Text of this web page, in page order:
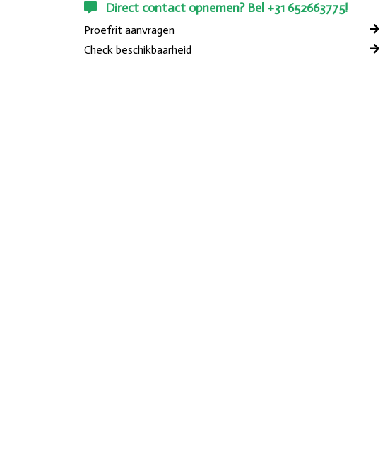
Direct contact opnemen? Bel +31 652663775!
Proefrit aanvragen
Check beschikbaarheid